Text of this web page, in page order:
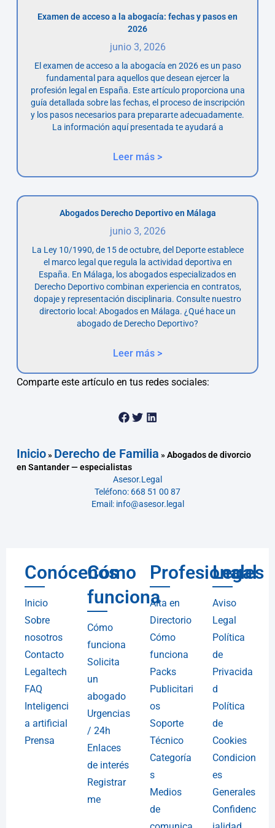
Examen de acceso a la abogacía: fechas y pasos en
2026
junio 3, 2026
El examen de acceso a la abogacía en 2026 es un paso
fundamental para aquellos que desean ejercer la
profesión legal en España. Este artículo proporciona una
guía detallada sobre las fechas, el proceso de inscripción
y los pasos necesarios para prepararte adecuadamente.
La información aquí presentada te ayudará a
Leer más >
Abogados Derecho Deportivo en Málaga
junio 3, 2026
La Ley 10/1990, de 15 de octubre, del Deporte establece
el marco legal que regula la actividad deportiva en
España. En Málaga, los abogados especializados en
Derecho Deportivo combinan experiencia en contratos,
dopaje y representación disciplinaria. Consulte nuestro
directorio local: Abogados en Málaga. ¿Qué hace un
abogado de Derecho Deportivo?
Leer más >
Comparte este artículo en tus redes sociales:
Inicio» Derecho de Familia »Abogados de divorcio
en Santander — especialistas
Asesor.Legal
Teléfono: 668 51 00 87
Email: info@asesor.legal
Conócenos
Inicio
Sobre
nosotros
Contacto
Legaltech
FAQ
Inteligenci
a artificial
Prensa
Cómo
funciona
Cómo
funciona
Solicita
un
abogado
Urgencias
/ 24h
Enlaces
de interés
Registrar
me
Profesionales
Alta en
Directorio
Cómo
funciona
Packs
Publicitari
os
Soporte
Técnico
Categoría
s
Medios
de
Legal
Aviso
Legal
Política
de
Privacida
d
Política
de
Cookies
Condicion
es
Generales
Confidenc